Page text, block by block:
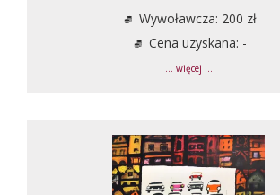
Wywoławcza: 200 zł
Cena uzyskana: -
... więcej ...